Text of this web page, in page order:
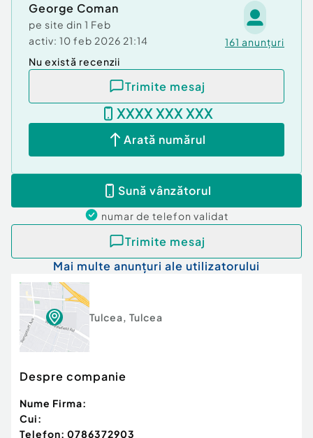
George Coman
pe site din 1 Feb
activ: 10 feb 2026 21:14 161 anunțuri
Nu există recenzii
Trimite mesaj
XXXX XXX XXX
Arată numărul
Sună vânzătorul
numar de telefon validat
Trimite mesaj
Mai multe anunțuri ale utilizatorului
Tulcea, Tulcea
Despre companie
Nume Firma:
Cui:
Telefon: 0786372903